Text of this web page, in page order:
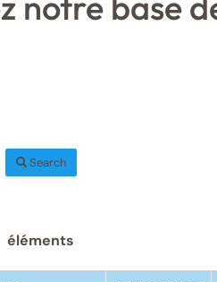
Search
éléments